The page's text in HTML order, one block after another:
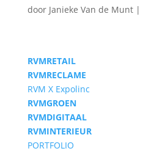
door Janieke Van de Munt|
RVMRETAIL
RVMRECLAME
RVM X Expolinc
RVMGROEN
RVMDIGITAAL
RVMINTERIEUR
PORTFOLIO